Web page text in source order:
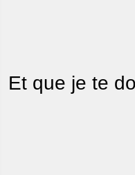
Et que je te